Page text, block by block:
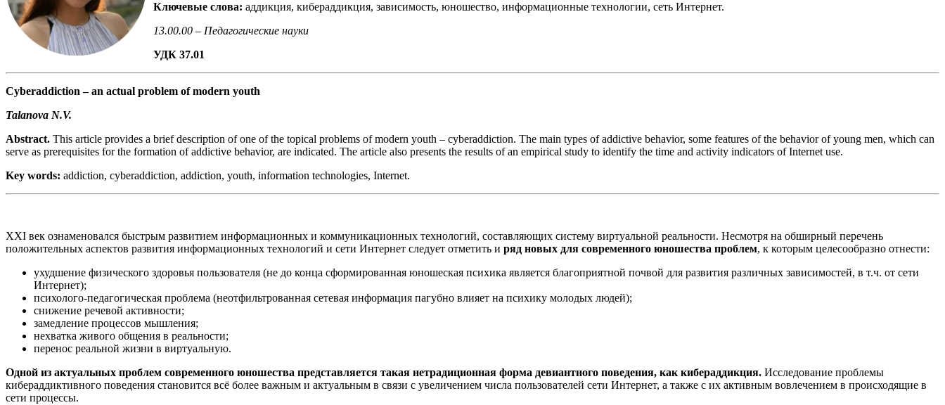
Ключевые слова: аддикция, кибераддикция, зависимость, юношество, информационные технологии, сеть Интернет.
13.00.00 – Педагогические науки
УДК 37.01
Cyberaddiction – an actual problem of modern youth
Talanova N.V.
Abstract. This article provides a brief description of one of the topical problems of modern youth – cyberaddiction. The main types of addictive behavior, some features of the behavior of young men, which can
serve as prerequisites for the formation of addictive behavior, are indicated. The article also presents the results of an empirical study to identify the time and activity indicators of Internet use.
Key words: addiction, cyberaddiction, addiction, youth, information technologies, Internet.
XXI век ознаменовался быстрым развитием информационных и коммуникационных технологий, составляющих систему виртуальной реальности. Несмотря на обширный перечень
положительных аспектов развития информационных технологий и сети Интернет следует отметить и ряд новых для современного юношества проблем, к которым целесообразно отнести:
ухудшение физического здоровья пользователя (не до конца сформированная юношеская психика является благоприятной почвой для развития различных зависимостей, в т.ч. от сети
Интернет);
психолого-педагогическая проблема (неотфильтрованная сетевая информация пагубно влияет на психику молодых людей);
снижение речевой активности;
замедление процессов мышления;
нехватка живого общения в реальности;
перенос реальной жизни в виртуальную.
Одной из актуальных проблем современного юношества представляется такая нетрадиционная форма девиантного поведения, как кибераддикция. Исследование проблемы
кибераддиктивного поведения становится всё более важным и актуальным в связи с увеличением числа пользователей сети Интернет, а также с их активным вовлечением в происходящие в
сети процессы.